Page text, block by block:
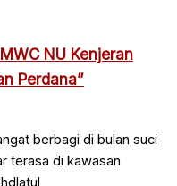
NU Kenjeran
Perdana”
berbagi di bulan suci
terasa di kawasan